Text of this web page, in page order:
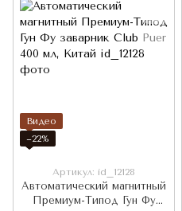
Видео
−22%
Артикул: id_12128
Автоматический магнитный
Премиум-Типод Гун Фу